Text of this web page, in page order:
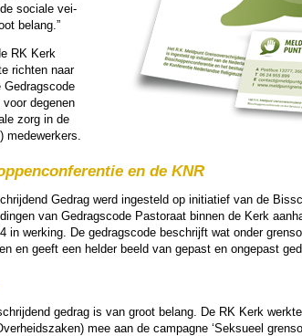
sociale vei­
belang.”
RK Kerk
richten naar
degenen
zorg in de
mede­wer­kers.
en de KNR
Gedrag werd inge­steld op ini­tia­tief van de
van Gedrags­co­de Pas­to­raat binnen de Kerk
in wer­king. De gedrags­co­de beschrijft wat onder
en geeft een hel­der beeld van gepast en ongepast
gedrag is van groot belang. De RK Kerk
mee aan de campagne ‘Seksueel